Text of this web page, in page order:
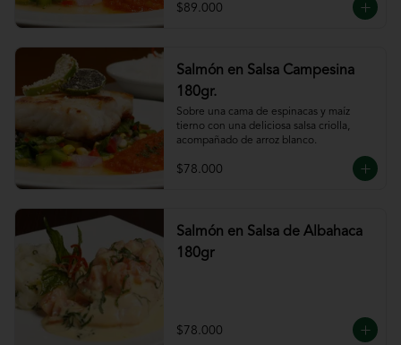
$89.000
Salmón en Salsa Campesina
180gr.
Sobre una cama de espinacas y maíz
tierno con una deliciosa salsa criolla,
acompañado de arroz blanco.
$78.000
Salmón en Salsa de Albahaca
180gr
$78.000